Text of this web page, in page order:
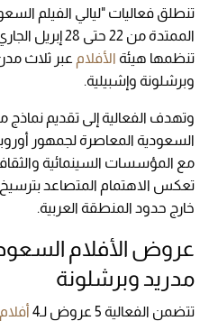
تنطلق فعاليات "ليالي الفيلم
الممتدة من 22
تنظمها هيئة الأفلام عبر ثلاث
وبرشلونة وإشبيلية.
وتهدف الفعالية إلى تقديم نماذج
السعودية المعاصرة لجمهور
مع المؤسسات السينمائية
تعكس الاهتمام المتصاعد
خارج حدود المنطقة العربية.
عروض الأفلام
مدريد وبرشلونة
تتضمن الفعالية 5 عروض لـ4